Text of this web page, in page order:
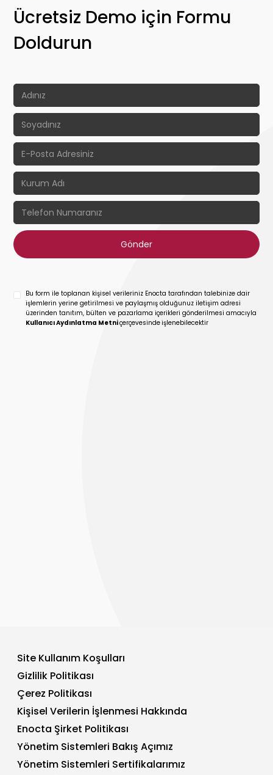
Ücretsiz Demo için Formu
Doldurun
Bu form ile toplanan kişisel verileriniz Enocta tarafından talebinize dair
işlemlerin yerine getirilmesi ve paylaşmış olduğunuz iletişim adresi
üzerinden tanıtım, bülten ve pazarlama içerikleri gönderilmesi amacıyla
Kullanıcı Aydınlatma Metniçerçevesindeişlenebilecektir
Site Kullanım Koşulları
Gizlilik Politikası
Çerez Politikası
Kişisel Verilerin İşlenmesi Hakkında
Enocta Şirket Politikası
Yönetim Sistemleri Bakış Açımız
Yönetim Sistemleri Sertifikalarımız